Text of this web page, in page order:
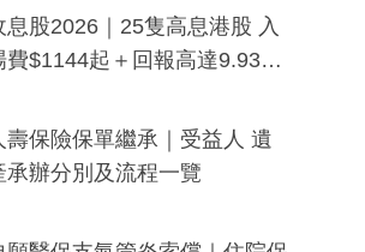
度被誤當詐騙手段
息股2026｜25隻高息港股 入
費$1144起＋回報高達9.93
壽保險保單繼承｜受益人 遺
承辦分別及流程一覽